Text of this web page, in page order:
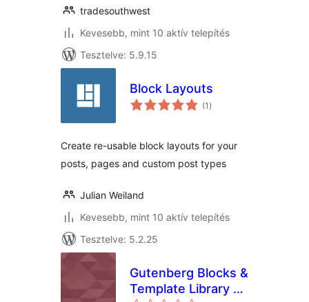
tradesouthwest
Kevesebb, mint 10 aktív telepítés
Tesztelve: 5.9.15
Block Layouts
(1 értékelés
összesen
)
Create re-usable block layouts for your
posts, pages and custom post types
Julian Weiland
Kevesebb, mint 10 aktív telepítés
Tesztelve: 5.2.25
Gutenberg Blocks &
Template Library –